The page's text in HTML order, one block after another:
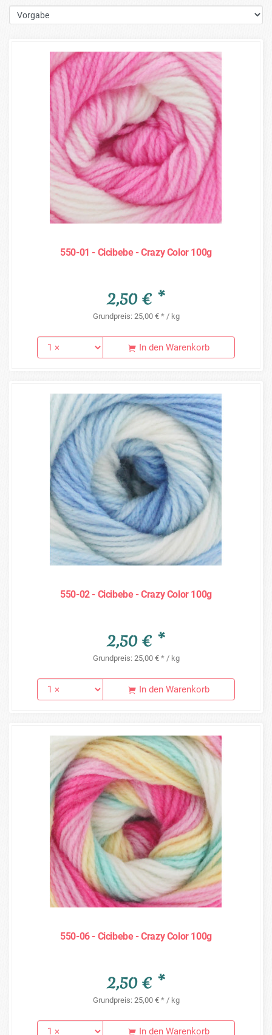
550-01 - Cicibebe - Crazy Color 100g
2,50 € *
Grundpreis: 25,00 € * / kg
In den Warenkorb
550-02 - Cicibebe - Crazy Color 100g
2,50 € *
Grundpreis: 25,00 € * / kg
In den Warenkorb
550-06 - Cicibebe - Crazy Color 100g
2,50 € *
Grundpreis: 25,00 € * / kg
In den Warenkorb